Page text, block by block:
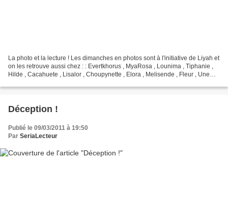
La photo et la lecture ! Les dimanches en photos sont à l'initiative de Liyah et
on les retrouve aussi chez : : Evertkhorus , MyaRosa , Lounima , Tiphanie ,
Hilde , Cacahuete , Lisalor , Choupynette , Elora , Melisende , Fleur , Une
Déception !
Publié le 09/03/2011 à 19:50
Par SeriaLecteur